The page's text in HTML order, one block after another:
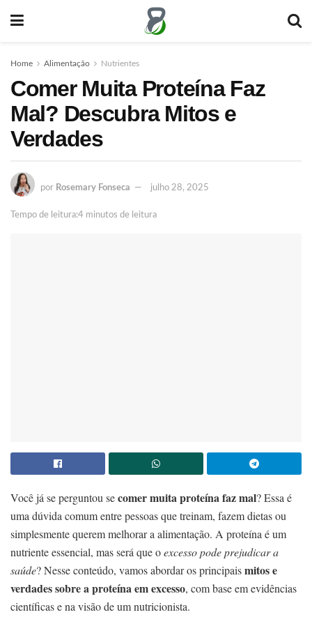
Home Alimentação Nutrientes
Comer Muita Proteína Faz
Mal? Descubra Mitos e
Verdades
por Rosemary Fonseca julho 28, 2025
Tempo de leitura:4 minutos de leitura
Você já se perguntou secomer muita proteína faz mal? Essa é
uma dúvida comum entre pessoas que treinam, fazem dietas ou
simplesmente querem melhorar a alimentação. A proteína é um
nutriente essencial, mas será que oexcesso pode prejudicar a
saúde? Nesse conteúdo, vamos abordar os principaismitos e
verdades sobre a proteína em excesso, com base em evidências
científicas e na visão de um nutricionista.